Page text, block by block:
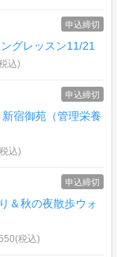
グレッスン11/21
申込締切
込)
宿御苑（管理栄養
申込締切
込)
＆秋の夜散歩ウォ
申込締切
税込)